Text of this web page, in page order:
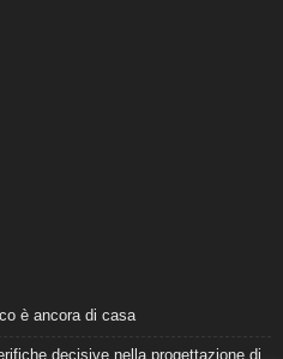
è ancora di casa
decisive nella progettazione di